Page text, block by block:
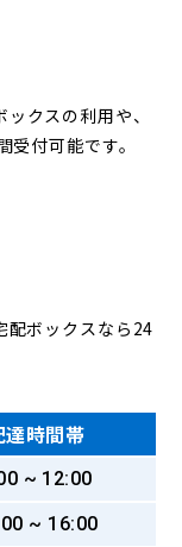
ックスの利用や、
付可能です。
配ボックスなら24
達時間帯
~ 12:00
~ 16:00